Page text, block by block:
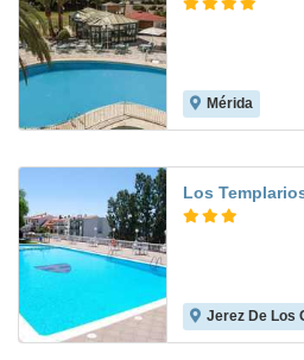
Mérida
Los
Jerez De Los